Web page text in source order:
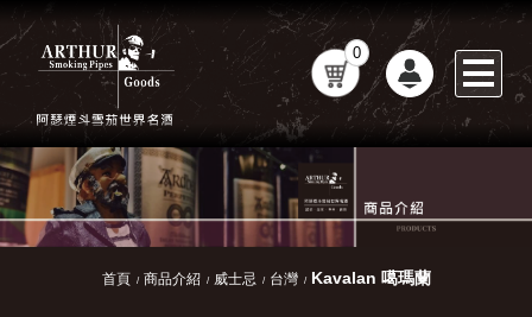
0
首頁 商品介紹 威士忌 台灣 Kavalan 噶瑪蘭